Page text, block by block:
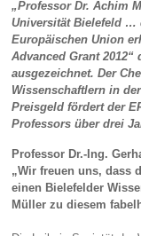
„Professor Dr. Achim
Universität Bielefeld …
EuropäischenUnion
Advanced Grant
ausgezeichnet. Der
Wissenschaftlern in
Preisgeld fördertder
Professors über drei
Professor Dr.-Ing.
„Wir freuen uns, dass
einen Bielefelder
Müller zu diesem